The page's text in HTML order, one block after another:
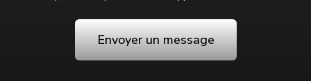
Envoyer un message